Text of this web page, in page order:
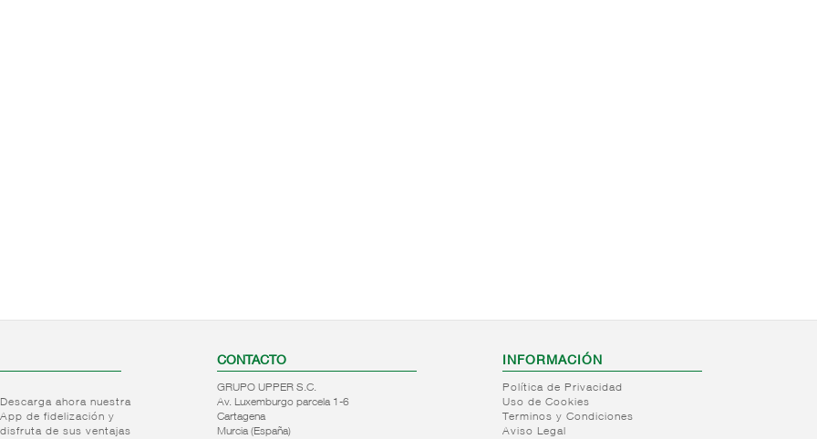
Descarga ahora nuestra
App de fidelización y
disfruta de sus ventajas
CONTACTO
GRUPO UPPER S.C.
Av. Luxemburgo parcela 1-6
Cartagena
Murcia (España)
INFORMACIÓN
Política de Privacidad
Uso de Cookies
Terminos y Condiciones
Aviso Legal